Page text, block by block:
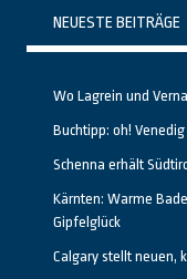
NEUESTE BEITRÄGE
Wo Lagrein und
Buchtipp: oh! Venedig
Schenna erhält
Kärnten: Warme
Gipfelglück
Calgary stellt neuen,